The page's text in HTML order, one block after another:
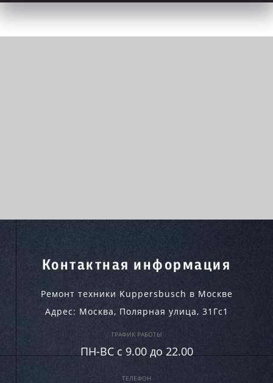
Контактная информация
Ремонт техники Kuppersbusch в Москве
Адрес: Москва, Полярная улица, 31Гс1
ГРАФИК РАБОТЫ
ПН-ВC c 9.00 до 22.00
ТЕЛЕФОН